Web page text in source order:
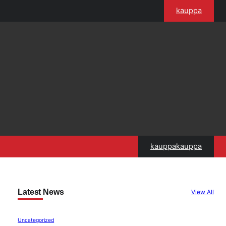
kauppa
kauppakauppa
Latest News View All
Uncategorized